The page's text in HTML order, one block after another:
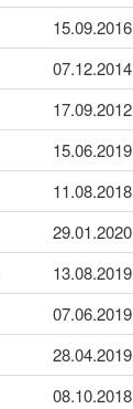
15.09.2016
07.12.2014
17.09.2012
15.06.2019
11.08.2018
29.01.2020
13.08.2019
07.06.2019
28.04.2019
08.10.2018